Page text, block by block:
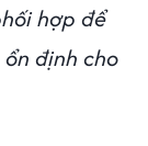
hợp để
định cho